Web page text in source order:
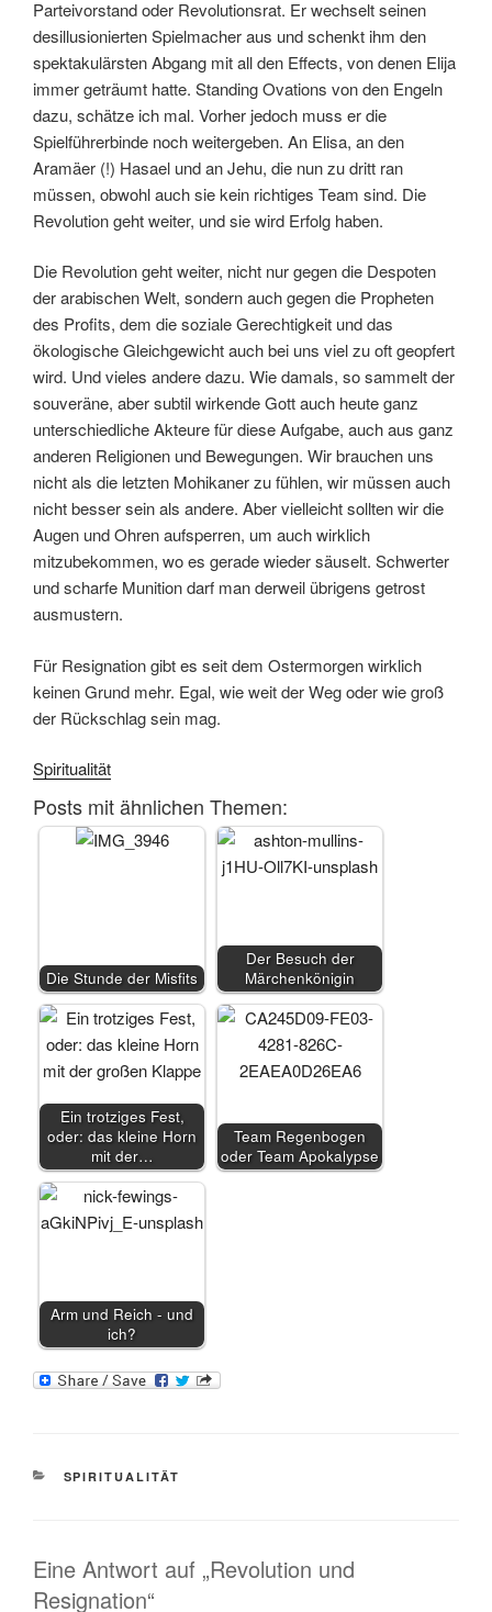
Parteivorstand oder Revolutionsrat. Er wechselt seinen
desillusionierten Spielmacher aus und schenkt ihm den
spektakulärsten Abgang mit all den Effects, von denen Elija
immer geträumt hatte. Standing Ovations von den Engeln
dazu, schätze ich mal. Vorher jedoch muss er die
Spielführerbinde noch weitergeben. An Elisa, an den
Aramäer (!) Hasael und an Jehu, die nun zu dritt ran
müssen, obwohl auch sie kein richtiges Team sind. Die
Revolution geht weiter, und sie wird Erfolg haben.
Die Revolution geht weiter, nicht nur gegen die Despoten
der arabischen Welt, sondern auch gegen die Propheten
des Profits, dem die soziale Gerechtigkeit und das
ökologische Gleichgewicht auch bei uns viel zu oft geopfert
wird. Und vieles andere dazu. Wie damals, so sammelt der
souveräne, aber subtil wirkende Gott auch heute ganz
unterschiedliche Akteure für diese Aufgabe, auch aus ganz
anderen Religionen und Bewegungen. Wir brauchen uns
nicht als die letzten Mohikaner zu fühlen, wir müssen auch
nicht besser sein als andere. Aber vielleicht sollten wir die
Augen und Ohren aufsperren, um auch wirklich
mitzubekommen, wo es gerade wieder säuselt. Schwerter
und scharfe Munition darf man derweil übrigens getrost
ausmustern.
Für Resignation gibt es seit dem Ostermorgen wirklich
keinen Grund mehr. Egal, wie weit der Weg oder wie groß
der Rückschlag sein mag.
Spiritualität
Posts mit ähnlichen Themen:
Die Stunde der Misfits
Der Besuch der
Märchenkönigin
Ein trotziges Fest,
oder: das kleine Horn
mit der…
Team Regenbogen
oder Team Apokalypse
Arm und Reich - und
ich?
KATEGORIEN
SPIRITUALITÄT
Eine Antwort auf „Revolution und
Resignation“